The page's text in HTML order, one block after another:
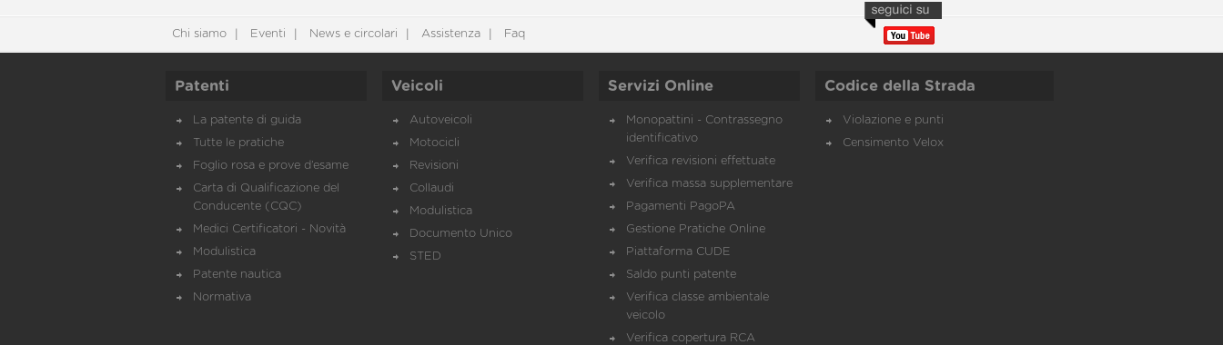
Chi siamo Eventi News e circolari Assistenza Faq
Patenti
La patente di guida
Tutte le pratiche
Foglio rosa e prove d’esame
Carta di Qualificazione del
Conducente (CQC)
Medici Certificatori - Novità
Modulistica
Patente nautica
Normativa
Veicoli
Autoveicoli
Motocicli
Revisioni
Collaudi
Modulistica
Documento Unico
STED
Servizi Online
Monopattini - Contrassegno
identificativo
Verifica revisioni effettuate
Verifica massa supplementare
Pagamenti PagoPA
Gestione Pratiche Online
Piattaforma CUDE
Saldo punti patente
Verifica classe ambientale
veicolo
Verifica copertura RCA
Codice della Strada
Violazione e punti
Censimento Velox